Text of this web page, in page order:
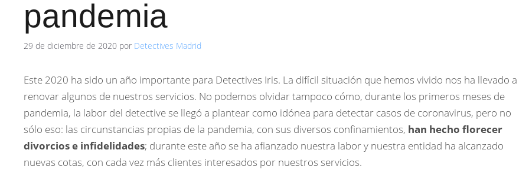
pandemia
29 de diciembre de 2020 por Detectives Madrid
Este 2020 ha sido un año importante para Detectives Iris. La difícil situación que hemos vivido nos ha llevado a
renovar algunos de nuestros servicios. No podemos olvidar tampoco cómo, durante los primeros meses de
pandemia, la labor del detective se llegó a plantear como idónea para detectar casos de coronavirus, pero no
sólo eso: las circunstancias propias de la pandemia, con sus diversos confinamientos, han hecho florecer
divorcios e infidelidades; durante este año se ha afianzado nuestra labor y nuestra entidad ha alcanzado
nuevas cotas, con cada vez más clientes interesados por nuestros servicios.